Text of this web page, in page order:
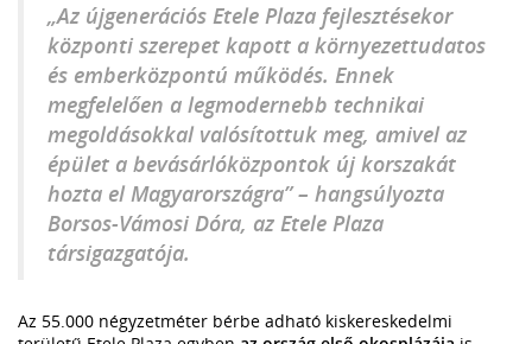
„Az újgenerációs Etele Plaza fejlesztésekor
központi szerepet kapott a környezettudatos
és emberközpontú működés. Ennek
megfelelően a legmodernebb technikai
megoldásokkal valósítottuk meg, amivel az
épület a bevásárlóközpontok új korszakát
hozta el Magyarországra” – hangsúlyozta
Borsos-Vámosi Dóra, az Etele Plaza
társigazgatója.
Az 55.000 négyzetméter bérbe adható kiskereskedelmi